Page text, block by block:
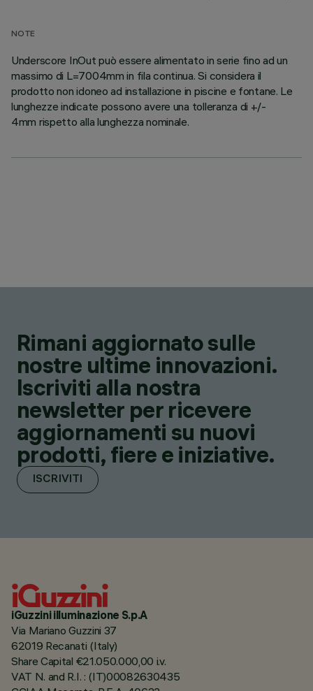
NOTE
Underscore InOut può essere alimentato in serie fino ad un
massimo di L=7004mm in fila continua. Si considera il
prodotto non idoneo ad installazione in piscine e fontane. Le
lunghezze indicate possono avere una tolleranza di +/-
4mm rispetto alla lunghezza nominale.
Rimani aggiornato sulle
nostre ultime innovazioni.
Iscriviti alla nostra
newsletter per ricevere
aggiornamenti su nuovi
prodotti, fiere e iniziative.
ISCRIVITI
iGuzzini illuminazione S.p.A
Via Mariano Guzzini 37
62019 Recanati (Italy)
Share Capital €21.050.000,00 i.v.
VAT N. and R.I. : (IT)00082630435